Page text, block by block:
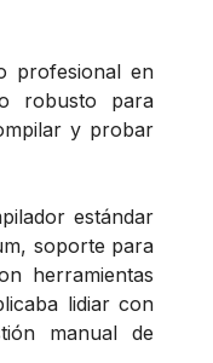
profesional en
robusto para
y probar
estándar
soporte para
herramientas
lidiar con
manual de